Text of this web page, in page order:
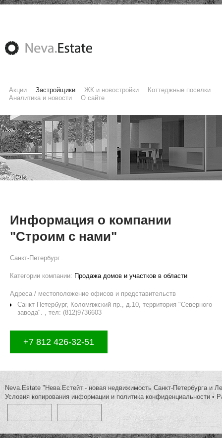
Акции Застройщики ЖК и новостройки
Коттеджные поселки
Аналитика и новости
О сайте
Информация о компании
"Строим с нами"
Санкт-Петербург
Категории компании: Продажа домов и участков в области
Адреса / местоположение офисов и представительств
Санкт-Петербург, Коломяжский пр., д.10, территория "Северного
завода". , тел: (812)9736603
+7 812 426-32-51
Neva.Estate "Нева.Естейт - новая недвижимость Санкт-Петербурга и
Условия копирования информации и политика конфиденциальности •